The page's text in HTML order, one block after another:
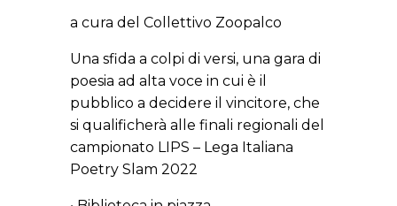
a cura del Collettivo Zoopalco
Una sfida a colpi di versi, una gara di
poesia ad alta voce in cui è il
pubblico a decidere il vincitore, che
si qualificherà alle finali regionali del
campionato LIPS – Lega Italiana
Poetry Slam 2022